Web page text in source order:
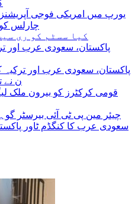
یورپ میں امریکی فوجی آپریشنز
چارلس
کیا سسٹم کو ری
پاکستان، سعودی عرب اور
پاکستان، سعودی عرب اور ترکیہ
ن نے
قومی کرکٹرز کو بیرون ملک
چیئر مین پی ٹی آئی بیرسٹر
سعودی عرب کا کنگڈم ٹاور